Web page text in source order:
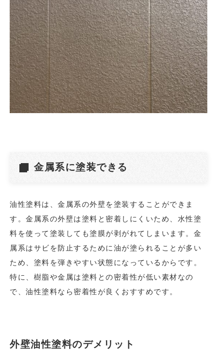
金属系に塗装できる
油性塗料は、金属系の外壁を塗装することができま
す。金属系の外壁は塗料と密着しにくいため、水性塗
料を使って塗装しても塗膜が剥がれてしまいます。金
属系はサビを防止するために油が塗られることが多い
ため、塗料を弾きやすい状態になっているからです。
特に、樹脂や金属は塗料との密着性が低い素材なの
で、油性塗料なら密着性が良くおすすめです。
外壁油性塗料のデメリット